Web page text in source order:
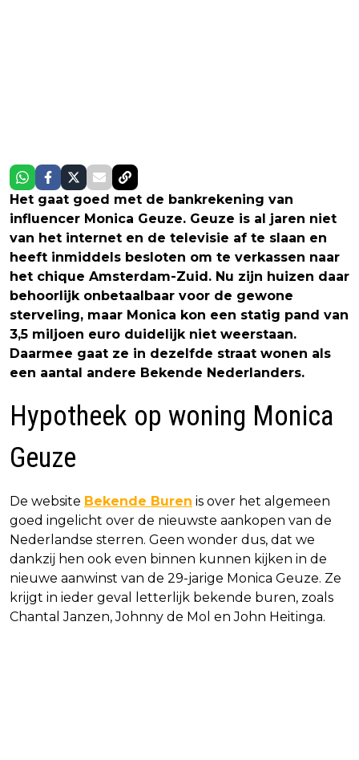
Het gaat goed met de bankrekening van
influencer Monica Geuze. Geuze is al jaren niet
van het internet en de televisie af te slaan en
heeft inmiddels besloten om te verkassen naar
het chique Amsterdam-Zuid. Nu zijn huizen daar
behoorlijk onbetaalbaar voor de gewone
sterveling, maar Monica kon een statig pand van
3,5 miljoen euro duidelijk niet weerstaan.
Daarmee gaat ze in dezelfde straat wonen als
een aantal andere Bekende Nederlanders.
Hypotheek op woning Monica
Geuze
De website Bekende Buren is over het algemeen
goed ingelicht over de nieuwste aankopen van de
Nederlandse sterren. Geen wonder dus, dat we
dankzij hen ook even binnen kunnen kijken in de
nieuwe aanwinst van de 29-jarige Monica Geuze. Ze
krijgt in ieder geval letterlijk bekende buren, zoals
Chantal Janzen, Johnny de Mol en John Heitinga.